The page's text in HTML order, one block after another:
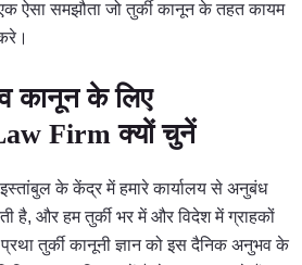
ऐसा समझौता जो तुर्की कानून के तहत कायम
कानून के लिए
Firm क्यों चुनें
के केंद्र में हमारे कार्यालय से अनुबंध
है, और हम तुर्की भर में और विदेश में ग्राहकों
तुर्की कानूनी ज्ञान को इस दैनिक अनुभव के